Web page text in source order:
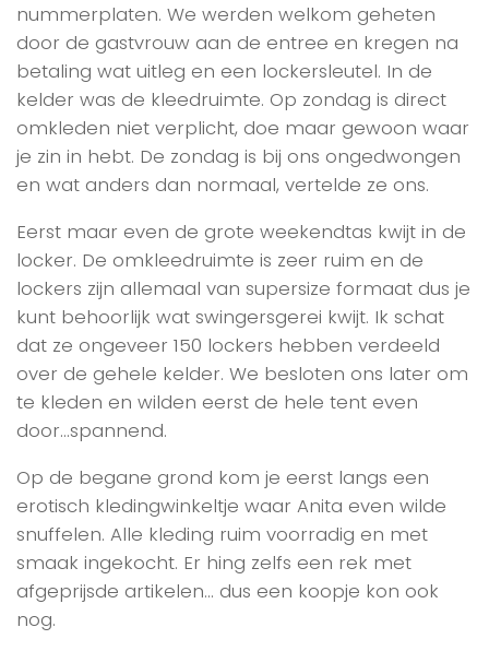
nummerplaten. We werden welkom geheten
door de gastvrouw aan de entree en kregen na
betaling wat uitleg en een lockersleutel. In de
kelder was de kleedruimte. Op zondag is direct
omkleden niet verplicht, doe maar gewoon waar
je zin in hebt. De zondag is bij ons ongedwongen
en wat anders dan normaal, vertelde ze ons.
Eerst maar even de grote weekendtas kwijt in de
locker. De omkleedruimte is zeer ruim en de
lockers zijn allemaal van supersize formaat dus je
kunt behoorlijk wat swingersgerei kwijt. Ik schat
dat ze ongeveer 150 lockers hebben verdeeld
over de gehele kelder. We besloten ons later om
te kleden en wilden eerst de hele tent even
door…spannend.
Op de begane grond kom je eerst langs een
erotisch kledingwinkeltje waar Anita even wilde
snuffelen. Alle kleding ruim voorradig en met
smaak ingekocht. Er hing zelfs een rek met
afgeprijsde artikelen… dus een koopje kon ook
nog.